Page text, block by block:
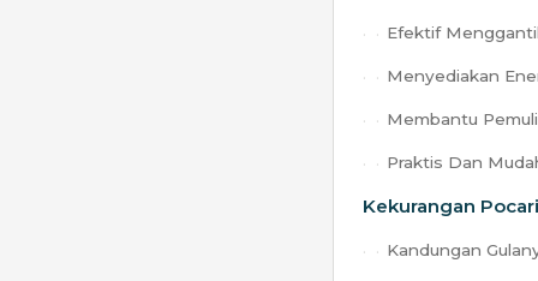
Efektif
Menyediakan
Membantu
Praktis Dan
Kekurangan
Kandungan